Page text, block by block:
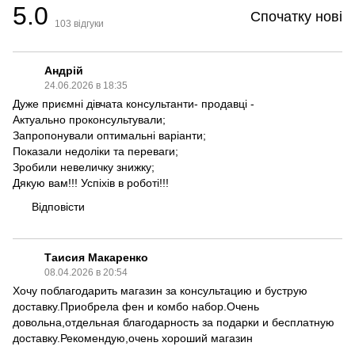
5.0 103 відгуки Спочатку нові
Андрій
24.06.2026 в 18:35
Дуже приємні дівчата консультанти- продавці -
Актуально проконсультували;
Запропонували оптимальні варіанти;
Показали недоліки та переваги;
Зробили невеличку знижку;
Дякую вам!!! Успіхів в роботі!!!
Відповісти
Таисия Макаренко
08.04.2026 в 20:54
Хочу поблагодарить магазин за консультацию и буструю
доставку.Приобрела фен и комбо набор.Очень
довольна,отдельная благодарность за подарки и бесплатную
доставку.Рекомендую,очень хороший магазин